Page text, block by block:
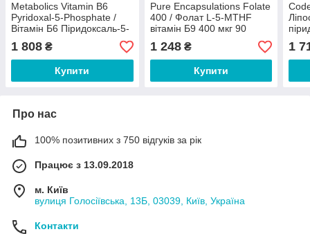
Metabolics Vitamin B6
Pyridoxal-5-Phosphate /
Вітамін Б6 Піридоксаль-5-
фосфат 100 мл
1 808 ₴
Купити
Pure Encapsulations Folate
400 / Фолат L-5-MTHF
вітамін Б9 400 мкг 90
капсул
1 248₴
Купити
1
Про нас
100% позитивних з 750 відгуків за рік
Працює з 13.09.2018
м. Київ
вулиця Голосіївська, 13Б, 03039, Київ, Україна
Контакти